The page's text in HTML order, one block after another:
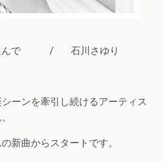
んで / 石川さゆり
ーンを牽引し続けるアーティス
新曲からスタートです。